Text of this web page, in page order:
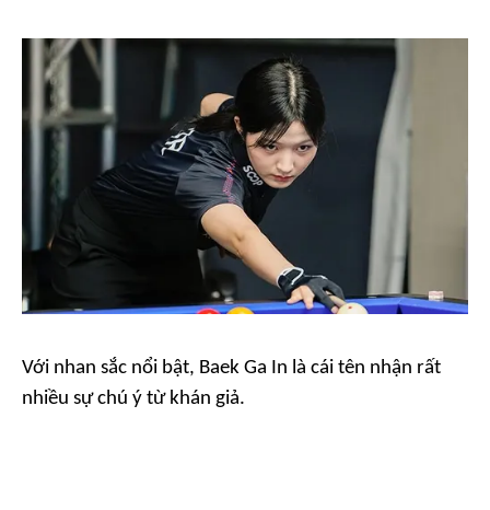
Với nhan sắc nổi bật, Baek Ga In là cái tên nhận rất
nhiều sự chú ý từ khán giả.